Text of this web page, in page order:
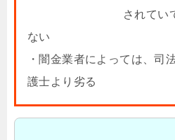
されてい
ない
・闇金業者によっては、司
護士より劣る